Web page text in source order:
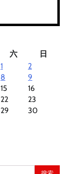
六
日
1
2
8
9
15
16
22
23
29
30